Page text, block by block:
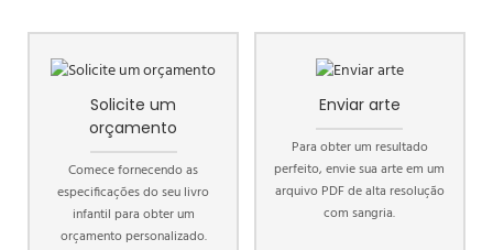
Solicite um
orçamento
Comece fornecendo as
especificações do seu livro
infantil para obter um
orçamento personalizado.
Enviar arte
Para obter um resultado
perfeito, envie sua arte em um
arquivo PDF de alta resolução
com sangria.